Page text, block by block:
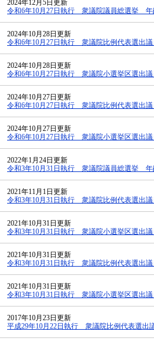
2024年12月5日更新
令和6年10月27日執行 衆議院議員総選挙 年
2024年10月28日更新
令和6年10月27日執行 衆議院比例代表選出
2024年10月28日更新
令和6年10月27日執行 衆議院小選挙区選出
2024年10月27日更新
令和6年10月27日執行 衆議院比例代表選出
2024年10月27日更新
令和6年10月27日執行 衆議院小選挙区選出
2022年1月24日更新
令和3年10月31日執行 衆議院議員総選挙 年
2021年11月1日更新
令和3年10月31日執行 衆議院比例代表選出
2021年10月31日更新
令和3年10月31日執行 衆議院小選挙区選出
2021年10月31日更新
令和3年10月31日執行 衆議院比例代表選出
2021年10月31日更新
令和3年10月31日執行 衆議院小選挙区選出
2017年10月23日更新
平成29年10月22日執行 衆議院比例代表選